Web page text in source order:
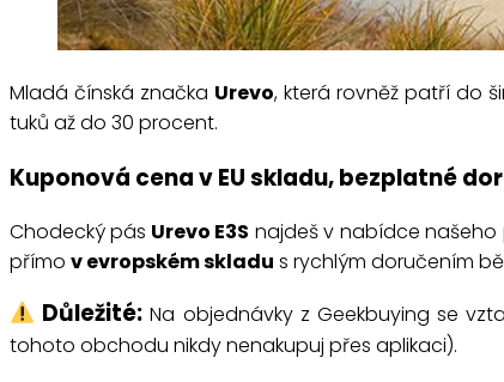
Mladá čínská značka Urevo, která rovněž patří do
tuků až do 30 procent.
Kuponová cena v EU skladu, bezplatné
Chodecký pás Urevo E3S najdeš v nabídce našeho
přímo v evropském skladu s rychlým doručením
Důležité: Na objednávky z Geekbuying se
tohoto obchodu nikdy nenakupuj přes aplikaci).